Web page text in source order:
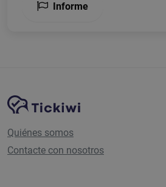
Informe
Navegación del sitio
Plataforma Tickiwi
Quiénes somos
Contacte con nosotros